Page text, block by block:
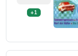
+1